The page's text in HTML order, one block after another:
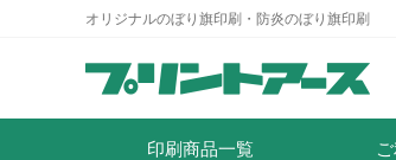
オリジナルのぼり旗印刷・防炎のぼり旗印刷
印刷商品一覧